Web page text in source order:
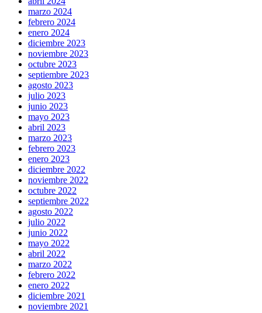
marzo 2024
febrero 2024
enero 2024
diciembre 2023
noviembre 2023
octubre 2023
septiembre 2023
agosto 2023
julio 2023
junio 2023
mayo 2023
abril 2023
marzo 2023
febrero 2023
enero 2023
diciembre 2022
noviembre 2022
octubre 2022
septiembre 2022
agosto 2022
julio 2022
junio 2022
mayo 2022
abril 2022
marzo 2022
febrero 2022
enero 2022
diciembre 2021
noviembre 2021